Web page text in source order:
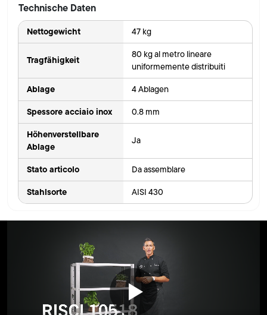
Technische Daten
Nettogewicht 47 kg
Tragfähigkeit
80 kg al metro lineare
uniformemente distribuiti
Ablage 4 Ablagen
Spessore acciaio inox 0.8 mm
Höhenverstellbare
Ablage
Ja
Stato articolo Da assemblare
Stahlsorte AISI 430